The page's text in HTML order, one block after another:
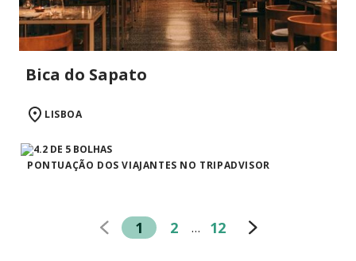
Bica do Sapato
LISBOA
PONTUAÇÃO DOS VIAJANTES NO TRIPADVISOR
1 2 … 12